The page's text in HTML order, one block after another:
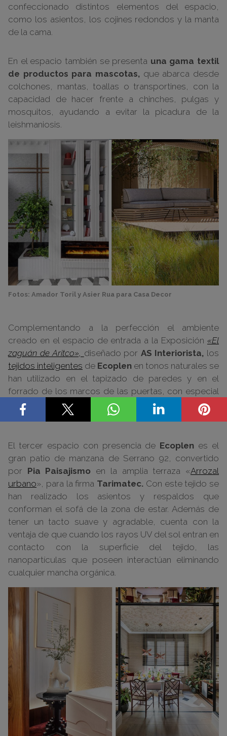
confeccionado distintos elementos del espacio,
como los asientos, los cojines redondos y la manta
de la cama.
En el espacio también se presenta una gama textil
de productos para mascotas, que abarca desde
colchones, mantas, toallas o transportines, con la
capacidad de hacer frente a chinches, pulgas y
mosquitos, ayudando a evitar la picadura de la
leishmaniosis.
Fotos: Amador Toril y Asier Rua para Casa Decor
Complementando a la perfección el ambiente
creado en el espacio de entrada a la Exposición «El
zaguán de Aritco», diseñado por AS Interiorista, los
tejidos inteligentes de Ecoplen en tonos naturales se
han utilizado en el tapizado de paredes y en el
forrado de los marcos de las puertas, con especial
protagonismo en la zona de vegetación, la de
mostrador y en el mural de madroños.
El tercer espacio con presencia de Ecoplen es el
gran patio de manzana de Serrano 92, convertido
por Pia Paisajismo en la amplia terraza «Arrozal
urbano», para la firma Tarimatec. Con este tejido se
han realizado los asientos y respaldos que
conforman el sofá de la zona de estar. Además de
tener un tacto suave y agradable, cuenta con la
ventaja de que cuando los rayos UV del sol entran en
contacto con la superficie del tejido, las
nanopartículas que poseen interactúan eliminando
cualquier mancha orgánica.